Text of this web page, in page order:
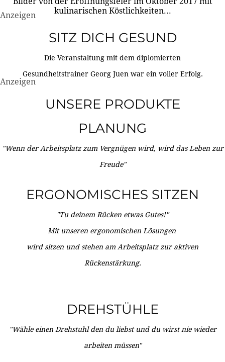
kulinarischen Köstlichkeiten...
Anzeigen
SITZ DICH GESUND
Die Veranstaltung mit dem diplomierten
Gesundheitstrainer Georg Juen war ein voller Erfolg.
Anzeigen
UNSERE PRODUKTE
PLANUNG
"Wenn der Arbeitsplatz zum Vergnügen wird, wird das Leben zur
Freude"
ERGONOMISCHES SITZEN
"Tu deinem Rücken etwas Gutes!"
Mit unseren ergonomischen Lösungen
wird sitzen und stehen am Arbeitsplatz zur aktiven
Rückenstärkung.
DREHSTÜHLE
"Wähle einen Drehstuhl den du liebst und du wirst nie wieder
arbeiten müssen"